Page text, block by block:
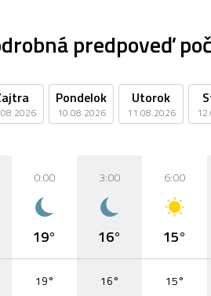
predpoveď
Pondelok
10.08.2026
Utorok
11.08.2026
0:00
19°
19°
3:00
16°
16°
6:00
15°
15°